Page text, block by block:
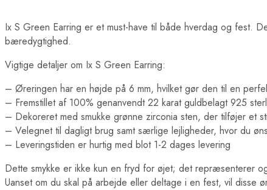
Ix S Green Earring er et must-have til både hverdag og fest.
bæredygtighed.
Vigtige detaljer om Ix S Green Earring:
– Øreringen har en højde på 6 mm, hvilket gør den til en
– Fremstillet af 100% genanvendt 22 karat guldbelagt 925
– Dekoreret med smukke grønne zirconia sten, der tilføjer et
– Velegnet til dagligt brug samt særlige lejligheder, hvor du
– Leveringstiden er hurtig med blot 1-2 dages levering
Dette smykke er ikke kun en fryd for øjet; det repræsenterer
Uanset om du skal på arbejde eller deltage i en fest, vil disse